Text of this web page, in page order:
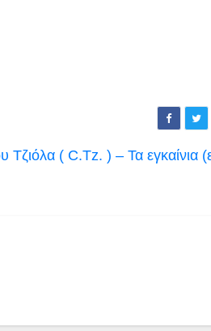
( C.Tz. ) – Τα εγκαίνια